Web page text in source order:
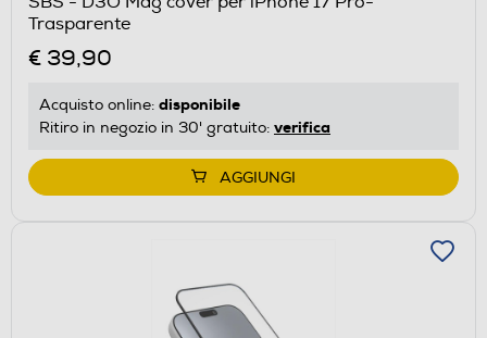
Trasparente
€ 39,90
Acquisto online: disponibile
Ritiro in negozio in 30' gratuito: verifica
AGGIUNGI